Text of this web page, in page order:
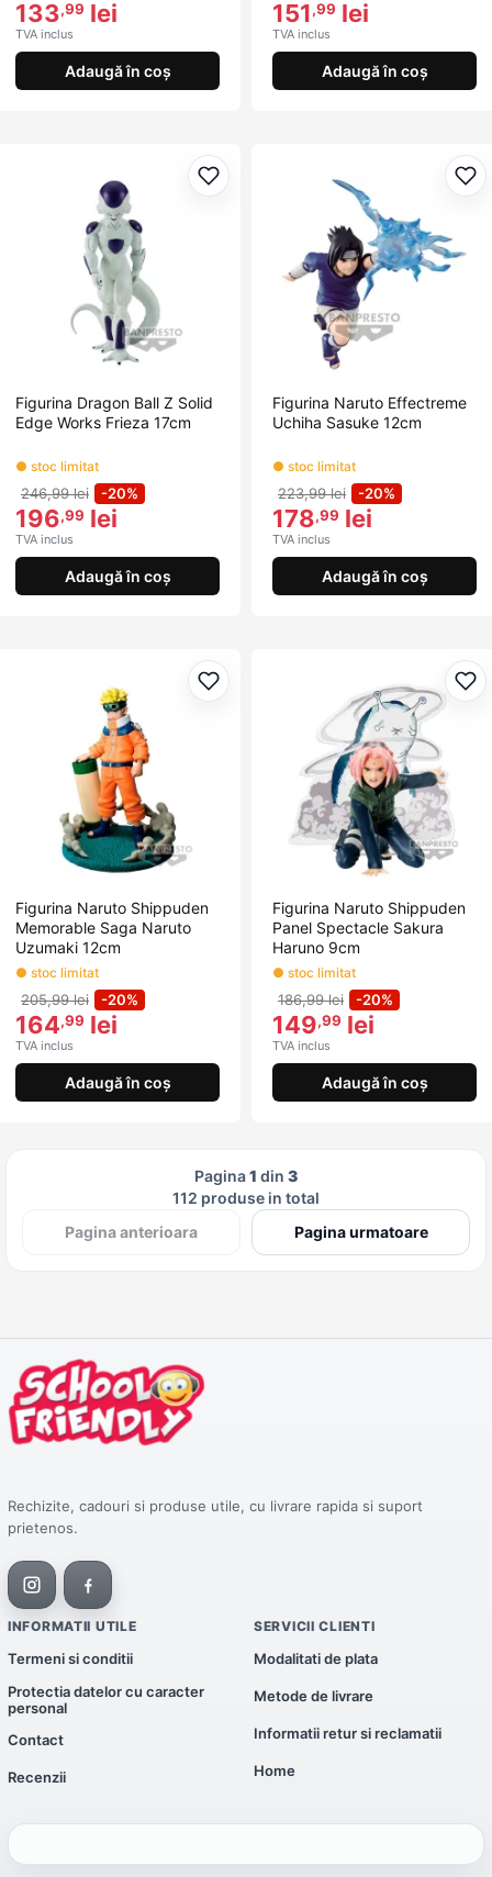
133,99 lei
TVA inclus
Adaugă în coș
151,99 lei
TVA inclus
Adaugă în coș
Adaugă la favorite
Figurina Dragon Ball Z Solid
Edge Works Frieza 17cm
● stoc limitat
246,99 lei -20%
196,99 lei
TVA inclus
Adaugă în coș
Figurina Naruto Effectreme
Uchiha Sasuke 12cm
● stoc limitat
223,99 lei -20%
178,99 lei
TVA inclus
Adaugă în coș
Adaugă la favorite
Figurina Naruto Shippuden
Memorable Saga Naruto
Uzumaki 12cm
● stoc limitat
205,99 lei -20%
164,99 lei
TVA inclus
Adaugă în coș
Figurina Naruto Shippuden
Panel Spectacle Sakura
Haruno 9cm
● stoc limitat
186,99 lei -20%
149,99 lei
TVA inclus
Adaugă în coș
Pagina1 din 3
112 produse in total
Pagina anterioara
Pagina urmatoare
Rechizite, cadouri si produse utile, cu livrare rapida si suport
prietenos.
INFORMATII UTILE
Termeni si conditii
Protectia datelor cu caracter
personal
Contact
Recenzii
SERVICII CLIENTI
Modalitati de plata
Metode de livrare
Informatii retur si reclamatii
Home